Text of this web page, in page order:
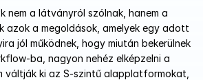
nem a látványról szólnak, hanem a
azok a megoldások, amelyek egy adott
jól működnek, hogy miután bekerülnek
ba, nagyon nehéz elképzelni a
váltják ki az S-szintű alapplatformokat,